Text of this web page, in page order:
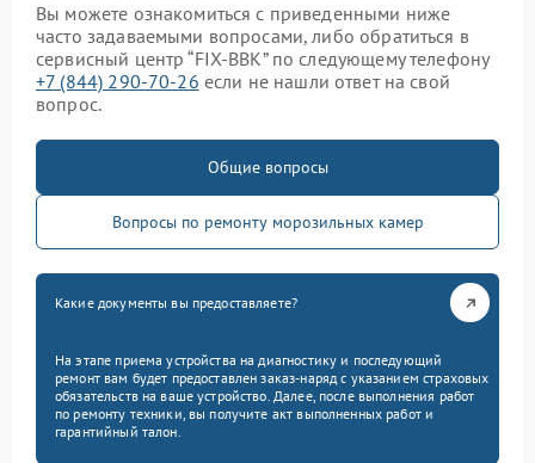
Вы можете ознакомиться с приведенными ниже
часто задаваемыми вопросами, либо обратиться в
сервисный центр “FIX-BBK” по следующему телефону
+7 (844) 290-70-26 если не нашли ответ на свой
вопрос.
Общие вопросы
Вопросы по ремонту морозильных камер
Какие документы вы предоставляете?
На этапе приема устройства на диагностику и последующий
ремонт вам будет предоставлен заказ-наряд с указанием страховых
обязательств на ваше устройство. Далее, после выполнения работ
по ремонту техники, вы получите акт выполненных работ и
гарантийный талон.